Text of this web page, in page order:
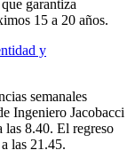
garantiza
15 a 20 años.
y
semanales
Ingeniero Jacobacci
las 8.40. El regreso
las 21.45.